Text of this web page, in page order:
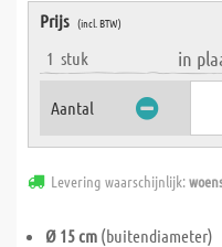
Prijs (incl. BTW)
1 stuk in
Aantal
Levering waarschijnlijk:
Ø 15 cm (buitendiameter)